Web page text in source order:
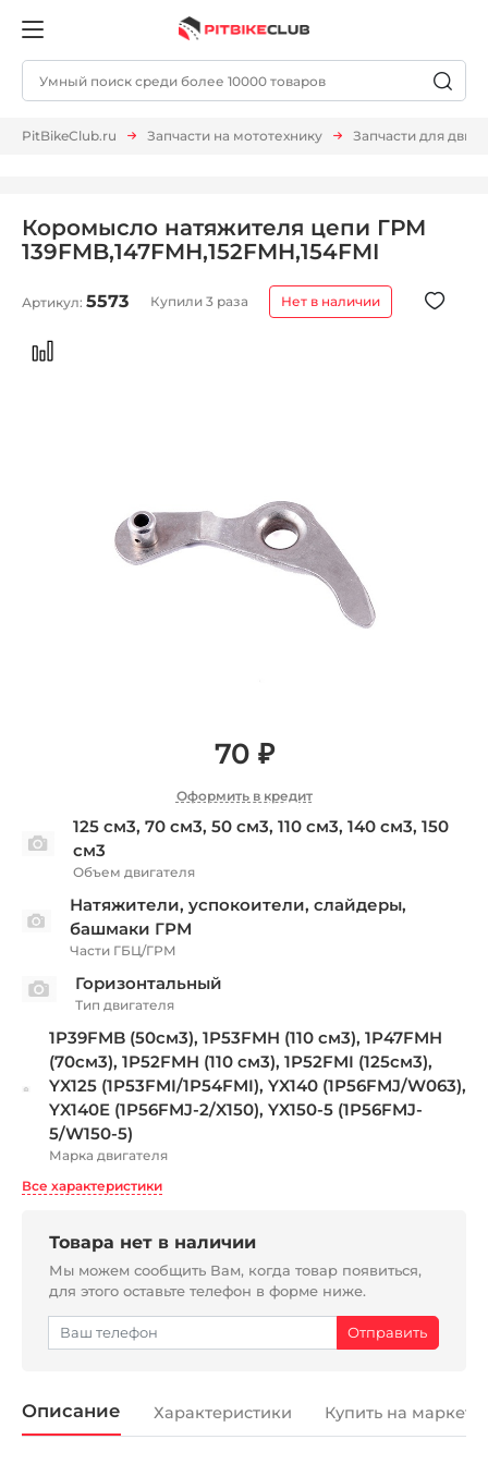
PitBikeClub.ru Запчасти на мототехнику Запчасти для
Коромысло натяжителя цепи ГРМ
139FMB,147FMH,152FMH,154FMI
Артикул: 5573 Купили 3 раза Нет в наличии
70 ₽
Оформить в кредит
125 см3, 70 см3, 50 см3, 110 см3, 140 см3, 150
см3
Объем двигателя
Натяжители, успокоители, слайдеры,
башмаки ГРМ
Части ГБЦ/ГРМ
Горизонтальный
Тип двигателя
1P39FMB (50см3), 1P53FMH (110 см3), 1P47FMH
(70см3), 1P52FMH (110 см3), 1P52FMI (125см3),
YX125 (1P53FMI/1P54FMI), YX140 (1P56FMJ/W063),
YX140E (1P56FMJ-2/X150), YX150-5 (1P56FMJ-
5/W150-5)
Марка двигателя
Все характеристики
Товара нет в наличии
Мы можем сообщить Вам, когда товар появиться,
для этого оставьте телефон в форме ниже.
Описание Характеристики Купить на